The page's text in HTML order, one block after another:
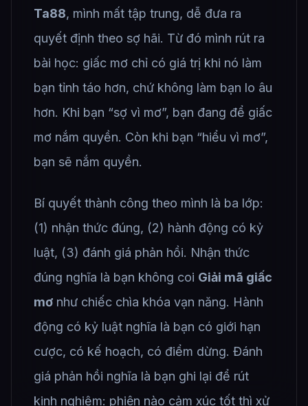
Ta88, mình mất tập trung, dễ đưa ra
quyết định theo sợ hãi. Từ đó mình rút ra
bài học: giấc mơ chỉ có giá trị khi nó làm
bạn tỉnh táo hơn, chứ không làm bạn lo âu
hơn. Khi bạn “sợ vì mơ”, bạn đang để giấc
mơ nắm quyền. Còn khi bạn “hiểu vì mơ”,
bạn sẽ nắm quyền.
Bí quyết thành công theo mình là ba lớp:
(1) nhận thức đúng, (2) hành động có kỷ
luật, (3) đánh giá phản hồi. Nhận thức
đúng nghĩa là bạn không coi Giải mã giấc
mơ như chiếc chìa khóa vạn năng. Hành
động có kỷ luật nghĩa là bạn có giới hạn
cược, có kế hoạch, có điểm dừng. Đánh
giá phản hồi nghĩa là bạn ghi lại để rút
kinh nghiệm: phiên nào cảm xúc tốt thì xử